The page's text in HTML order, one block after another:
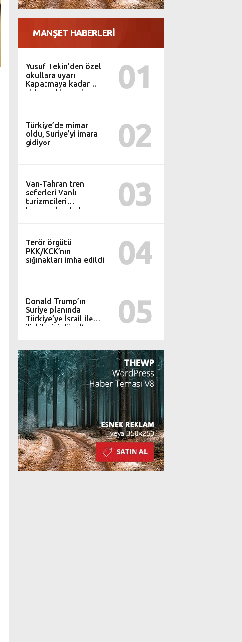
MANŞET HABERLERİ
Yusuf Tekin’den özel
okullara uyarı:
Kapatmaya kadar
gider, çekinmeyiz
01
Türkiye’de mimar
oldu, Suriye’yi imara
gidiyor
02
Van-Tahran tren
seferleri Vanlı
turizmcileri
heyecanlandırdı
03
Terör örgütü
PKK/KCK’nın
sığınakları imha edildi
04
Donald Trump’ın
Suriye planında
Türkiye’ye İsrail ile
ilişkilerini düzeltme
05